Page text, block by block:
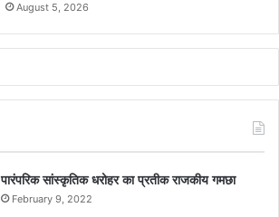
August 5, 2026
​​​​​​​पारंपरिक सांस्कृतिक धरोहर का प्रतीक राजकीय गमछा
February 9, 2022